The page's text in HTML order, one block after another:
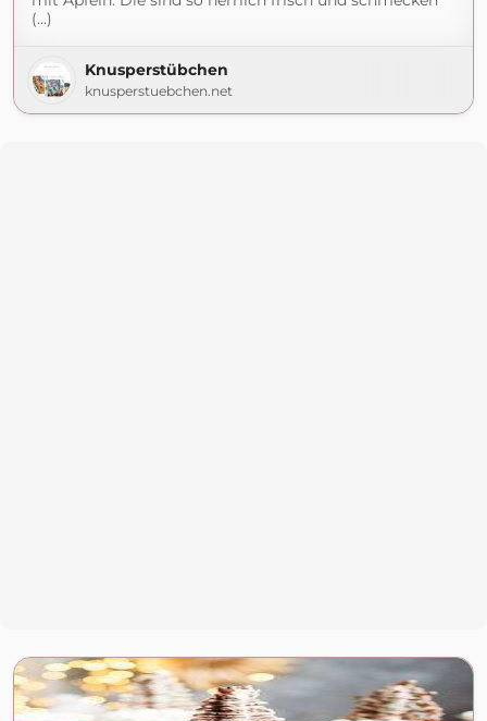
(...)
Knusperstübchen
knusperstuebchen.net